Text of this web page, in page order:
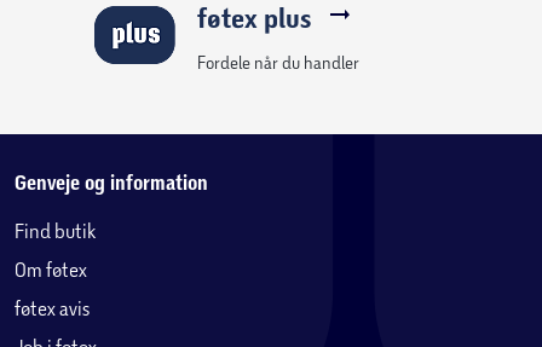
føtex plus
Fordele når du handler
Genveje og information
Find butik
Om føtex
føtex avis